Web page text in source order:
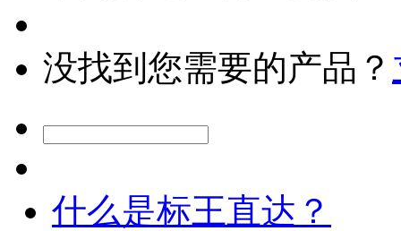
没找到您需要的产品？
什么是标王直达？